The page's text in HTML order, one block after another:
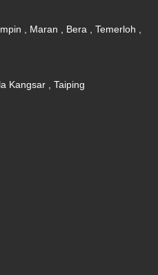
, Maran , Bera , Temerloh ,
Kangsar , Taiping